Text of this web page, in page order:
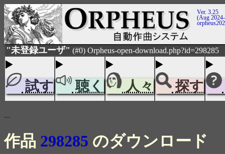
Ver. 3.25
(Aug
"未登録ユーザ" (#0) Orpheus-open-download.php?id=298285
試す 聴く 人々 探す
...
作品 298285 のダウンロード